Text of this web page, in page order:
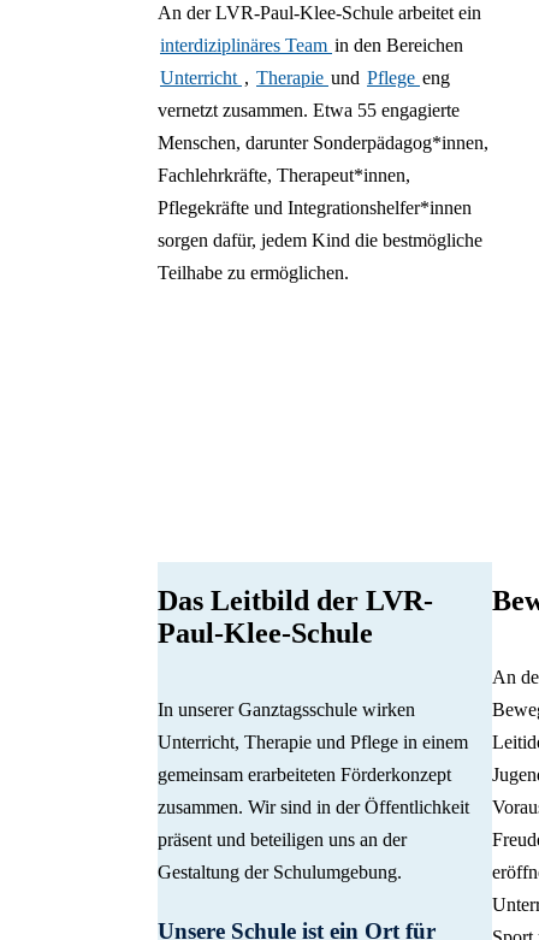
An der LVR-Paul-Klee-Schule arbeitet ein
interdiziplinäres Team in den Bereichen
Unterricht , Therapie und Pflege eng
vernetzt zusammen. Etwa 55 engagierte
Menschen, darunter Sonderpädagog*innen,
Fachlehrkräfte, Therapeut*innen,
Pflegekräfte und Integrationshelfer*innen
sorgen dafür, jedem Kind die bestmögliche
Teilhabe zu ermöglichen.
Das Leitbild der LVR-
Paul-Klee-Schule
In unserer Ganztagsschule wirken
Unterricht, Therapie und Pflege in einem
gemeinsam erarbeiteten Förderkonzept
zusammen. Wir sind in der Öffentlichkeit
präsent und beteiligen uns an der
Gestaltung der Schulumgebung.
Unsere Schule ist ein Ort für
An